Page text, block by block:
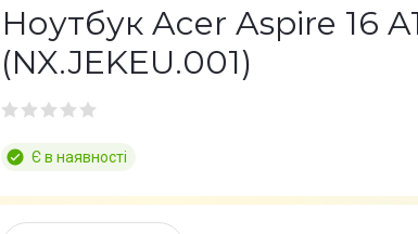
Ноутбук Acer Aspire 16
(NX.JEKEU.001)
Є в наявності